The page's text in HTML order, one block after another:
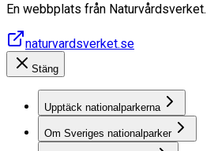
En webbplats från Naturvårdsverket.
naturvardsverket.se
Stäng
Upptäck nationalparkerna
Om Sveriges nationalparker